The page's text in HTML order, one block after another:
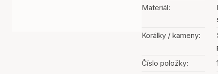
Materiál:
Korálky / kameny:
Číslo položky: